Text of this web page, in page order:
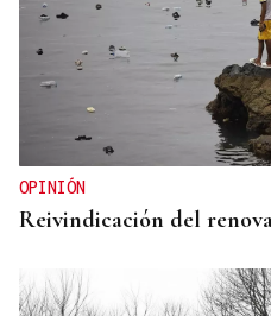
OPINIÓN
Reivindicación del